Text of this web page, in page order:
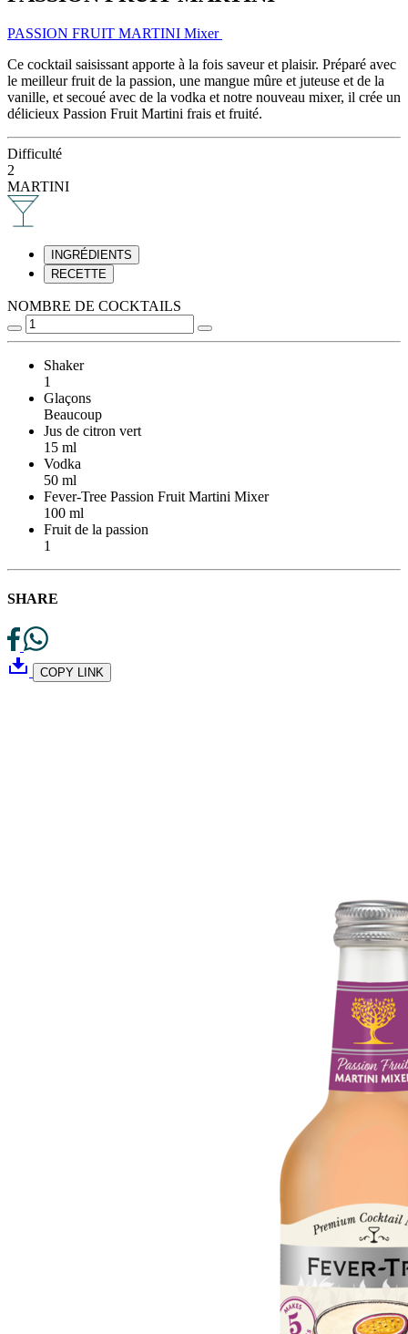
PASSION FRUIT MARTINI Mixer
Ce cocktail saisissant apporte à la fois saveur et plaisir. Préparé avec
le meilleur fruit de la passion, une mangue mûre et juteuse et de la
vanille, et secoué avec de la vodka et notre nouveau mixer, il crée un
délicieux Passion Fruit Martini frais et fruité.
Difficulté
2
MARTINI
INGRÉDIENTS
RECETTE
NOMBRE DE COCKTAILS
Shaker
1
Glaçons
Beaucoup
Jus de citron vert
15 ml
Vodka
50 ml
Fever-Tree Passion Fruit Martini Mixer
100 ml
Fruit de la passion
1
SHARE
COPY LINK